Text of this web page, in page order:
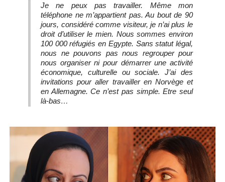
Je ne peux pas travailler. Même mon
téléphone ne m’appartient pas. Au bout de 90
jours, considéré comme visiteur, je n’ai plus le
droit d’utiliser le mien. Nous sommes environ
100 000 réfugiés en Egypte. Sans statut légal,
nous ne pouvons pas nous regrouper pour
nous organiser ni pour démarrer une activité
économique, culturelle ou sociale. J’ai des
invitations pour aller travailler en Norvège et
en Allemagne. Ce n’est pas simple. Etre seul
là-bas…